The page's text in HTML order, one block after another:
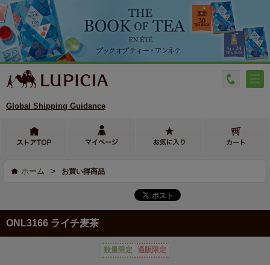
Global Shipping Guidance
ホーム > お買い得商品
ONL3166 ライチ麦茶
数量限定 通販限定